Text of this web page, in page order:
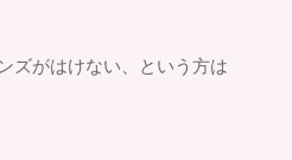
ズがはけない、という方は